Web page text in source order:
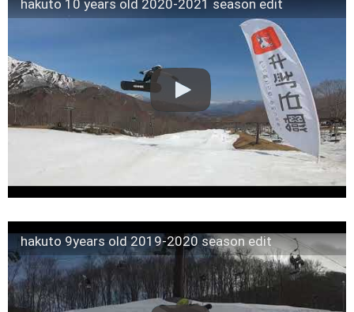
hakuto 10 years old 2020-2021 season edit
hakuto 9years old 2019-2020 season edit